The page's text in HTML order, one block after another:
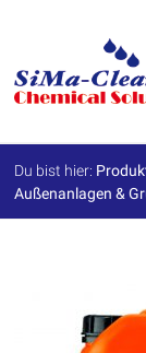
SiMa-
GmbH
Spezialprodukte
für
Du bist hier:
Außenanlagen &